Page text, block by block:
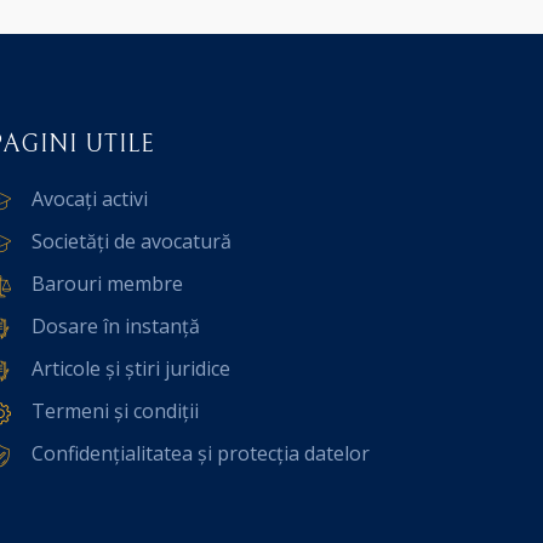
UTILE
Avocați activi
Societăți de avocatură
Barouri membre
Dosare în instanță
Articole și știri juridice
Termeni și condiții
Confidențialitatea și protecția datelor